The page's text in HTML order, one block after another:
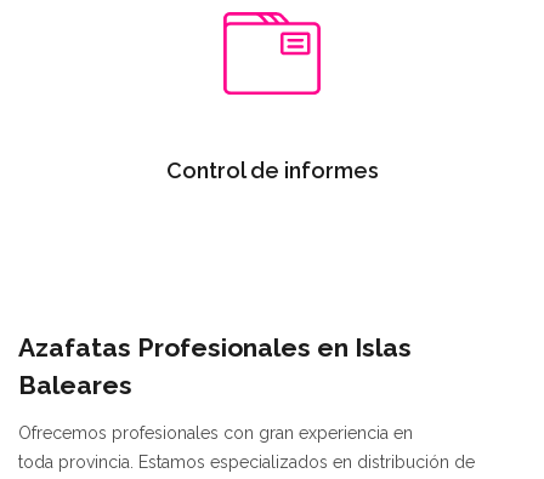
Control de informes
Azafatas Profesionales en Islas
Baleares
Ofrecemos profesionales con gran experiencia en
toda provincia. Estamos especializados en distribución de